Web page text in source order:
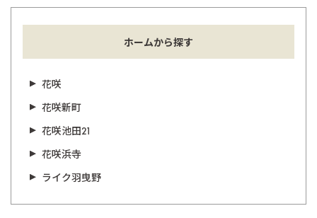
ホームから探す
花咲
花咲新町
花咲池田21
花咲浜寺
ライク羽曳野